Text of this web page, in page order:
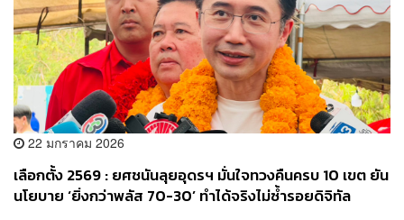
22 มกราคม 2026
เลือกตั้ง 2569 : ยศชนันลุยอุดรฯ มั่นใจทวงคืนครบ 10 เขต ยัน
นโยบาย ‘ยิ่งกว่าพลัส 70-30’ ทำได้จริงไม่ซ้ำรอยดิจิทัล